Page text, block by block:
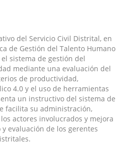
del Servicio Civil Distrital, en
de Gestión del Talento Humano
sistema de gestión del
mediante una evaluación del
de productividad,
4.0 y el uso de herramientas
un instructivo del sistema de
facilita su administración,
actores involucrados y mejora
evaluación de los gerentes